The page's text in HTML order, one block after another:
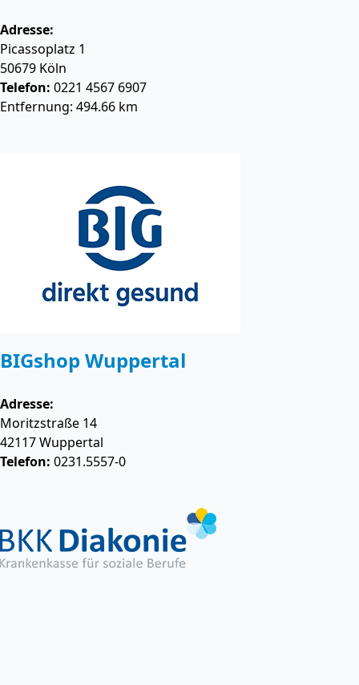
Adresse:
Picassoplatz 1
50679 Köln
Telefon: 0221 4567 6907
Entfernung: 494.66 km
BIGshop Wuppertal
Adresse:
Moritzstraße 14
42117Wuppertal
Telefon: 0231.5557-0